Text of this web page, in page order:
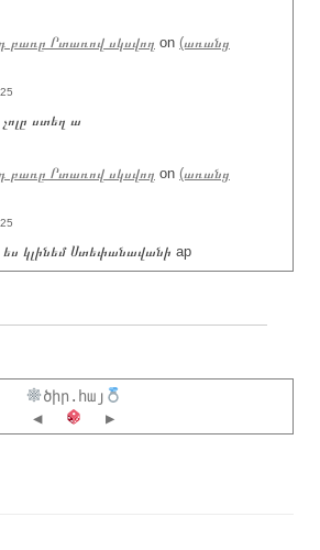
բառը Րտառով սկսվող on (առանց
ստեղ ա
բառը Րտառով սկսվող on (առանց
ես կլինեմ Ստեփանավանի ap
ծիր.հայ
◀
▶